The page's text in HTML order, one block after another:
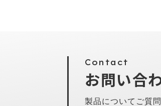
Contact
お問い合
製品についてご質